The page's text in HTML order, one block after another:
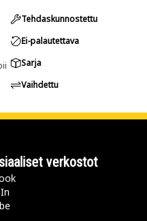
Tehdaskunnostettu
Ei-palautettava
Sarja
Vaihdettu
verkostot